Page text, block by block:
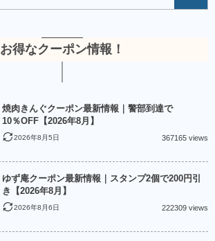
お得なクーポン情報！
焼肉きんぐクーポン最新情報｜警部到達で
10％OFF【2026年8月】
2026年8月5日 367165 views
ゆず庵クーポン最新情報｜スタンプ2個で200円引
き【2026年8月】
2026年8月6日 222309 views